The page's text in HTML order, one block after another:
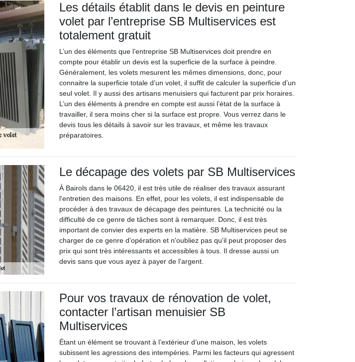
Les détails établit dans le devis en peinture
volet par l’entreprise SB Multiservices est
totalement gratuit
L’un des éléments que l’entreprise SB Multiservices doit prendre en
compte pour établir un devis est la superficie de la surface à peindre.
Généralement, les volets mesurent les mêmes dimensions, donc, pour
connaitre la superficie totale d’un volet, il suffit de calculer la superficie d’un
seul volet. Il y aussi des artisans menuisiers qui facturent par prix horaires.
L’un des éléments à prendre en compte est aussi l’état de la surface à
travailler, il sera moins cher si la surface est propre. Vous verrez dans le
devis tous les détails à savoir sur les travaux, et même les travaux
préparatoires.
Le décapage des volets par SB Multiservices
À Bairols dans le 06420, il est très utile de réaliser des travaux assurant
l'entretien des maisons. En effet, pour les volets, il est indispensable de
procéder à des travaux de décapage des peintures. La technicité ou la
difficulté de ce genre de tâches sont à remarquer. Donc, il est très
important de convier des experts en la matière. SB Multiservices peut se
charger de ce genre d'opération et n'oubliez pas qu'il peut proposer des
prix qui sont très intéressants et accessibles à tous. Il dresse aussi un
devis sans que vous ayez à payer de l'argent.
Pour vos travaux de rénovation de volet,
contacter l’artisan menuisier SB
Multiservices
Étant un élément se trouvant à l’extérieur d’une maison, les volets
subissent les agressions des intempéries. Parmi les facteurs qui agressent